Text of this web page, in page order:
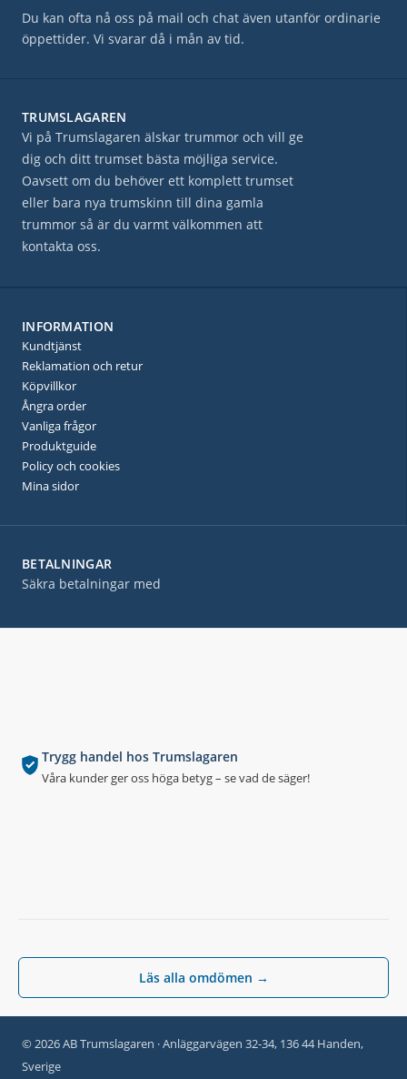
© 2026 AB Trumslagaren · Anläggarvägen 32-34, 136 44 Handen,
Sverige
Trygg handel hos Trumslagaren
Våra kunder ger oss höga betyg – se vad de säger!
Läs alla omdömen →
Du kan ofta nå oss på mail och chat även utanför ordinarie
öppettider. Vi svarar då i mån av tid.
BETALNINGAR
Säkra betalningar med
TRUMSLAGAREN
Vi på Trumslagaren älskar trummor och vill ge
dig och ditt trumset bästa möjliga service.
Oavsett om du behöver ett komplett trumset
eller bara nya trumskinn till dina gamla
trummor så är du varmt välkommen att
kontakta oss.
INFORMATION
Kundtjänst
Reklamation och retur
Köpvillkor
Ångra order
Vanliga frågor
Produktguide
Policy och cookies
Mina sidor